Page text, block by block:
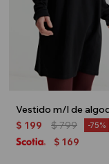
$ 199 $799 75
$ 169